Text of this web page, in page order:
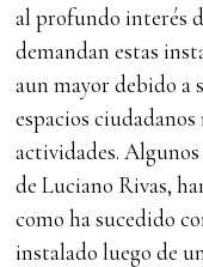
al profundo interés
demandan estas
aun mayor debido a
espacios
actividades.
de Luciano Rivas,
como ha sucedido
instalado luego de